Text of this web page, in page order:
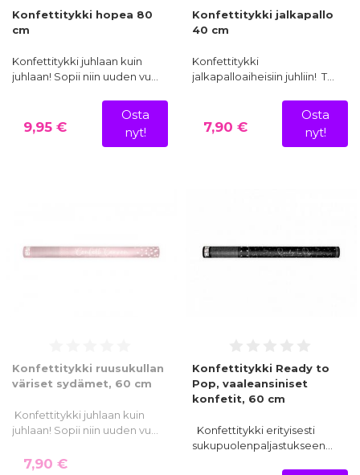
Edulliset hinnat ja korkealaatuiset tuotteet.
Tilaa nyt ja tuo juhliisi ripaus säihkettä ja iloa!
Konfettitykki hopea 80
cm
Konfettitykki juhlaan kuin
juhlaan! Sopii niin uuden vu…
9,95 €
Osta
nyt!
Konfettitykki jalkapallo
40 cm
Konfettitykki
jalkapalloaiheisiin juhliin! T…
7,90 €
Osta
nyt!
Konfettitykki ruusukullan
väriset sydämet, 60 cm
Konfettitykki juhlaan kuin
juhlaan! Sopii niin uuden vu…
7,90 €
Konfettitykki Ready to
Pop, vaaleansiniset
konfetit, 60 cm
Konfettitykki erityisesti
sukupuolenpaljastukseen…